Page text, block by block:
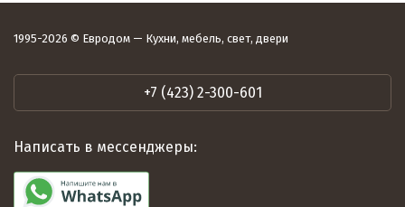
1995-2026 © Евродом — Кухни, мебель, свет, двери
+7 (423) 2-300-601
Написать в мессенджеры: